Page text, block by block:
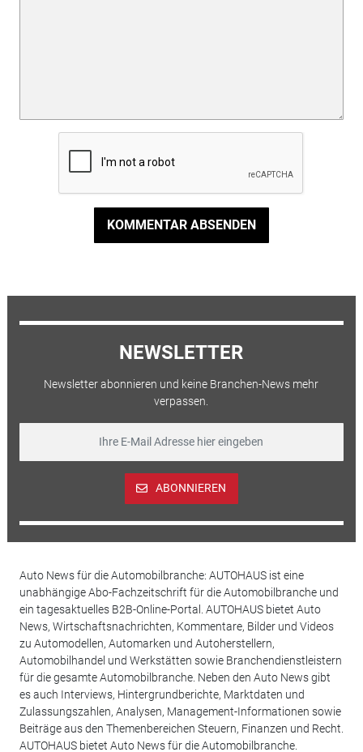
KOMMENTAR ABSENDEN
NEWSLETTER
Newsletter abonnieren und keine Branchen-News mehr
verpassen.
ABONNIEREN
Auto News für die Automobilbranche: AUTOHAUS ist eine
unabhängige Abo-Fachzeitschrift für die Automobilbranche und
ein tagesaktuelles B2B-Online-Portal. AUTOHAUS bietet Auto
News, Wirtschaftsnachrichten, Kommentare, Bilder und Videos
zu Automodellen, Automarken und Autoherstellern,
Automobilhandel und Werkstätten sowie Branchendienstleistern
für die gesamte Automobilbranche. Neben den Auto News gibt
es auch Interviews, Hintergrundberichte, Marktdaten und
Zulassungszahlen, Analysen, Management-Informationen sowie
Beiträge aus den Themenbereichen Steuern, Finanzen und Recht.
AUTOHAUS bietet Auto News für die Automobilbranche.